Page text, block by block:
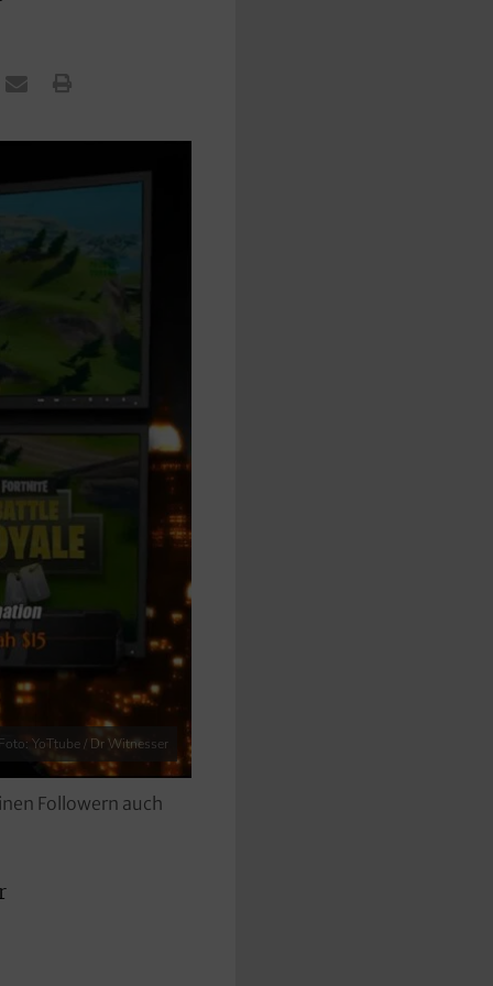
Foto: YoTtube / Dr Witnesser
Followern auch